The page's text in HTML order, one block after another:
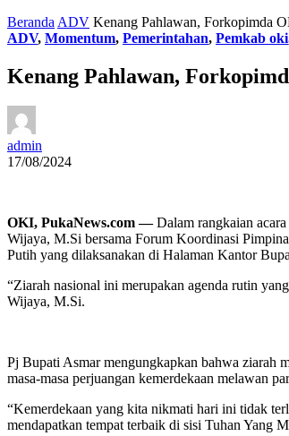
Beranda ADV Kenang Pahlawan, Forkopimda
ADV, Momentum, Pemerintahan, Pemkab oki
Kenang Pahlawan,
admin
17/08/2024
OKI, PukaNews.com —Dalam rangkaian
Wijaya, M.Si bersama Forum Koordinasi
Putih yang dilaksanakan di Halaman Kantor
“Ziarah nasional ini merupakan agenda rutin
Wijaya, M.Si.
Pj Bupati Asmar mengungkapkan bahwa ziarah
masa-masa perjuangan kemerdekaan melawan
“Kemerdekaan yang kita nikmati hari ini tidak
mendapatkan tempat terbaik di sisi Tuhan Yang